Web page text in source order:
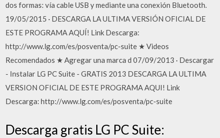
dos formas: vía cable USB y mediante una conexión Bluetooth.
19/05/2015 · DESCARGA LA ULTIMA VERSIÓN OFICIAL DE
ESTE PROGRAMA AQUÍ! Link Descarga:
http://www.lg.com/es/posventa/pc-suite ★ Videos
Recomendados ★ Agregar una marca d 07/09/2013 · Descargar
- Instalar LG PC Suite - GRATIS 2013 DESCARGA LA ULTIMA
VERSION OFICIAL DE ESTE PROGRAMA AQUI! Link
Descarga: http://www.lg.com/es/posventa/pc-suite
Descarga gratis LG PC Suite: